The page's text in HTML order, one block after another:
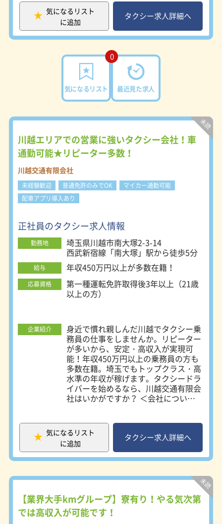
れています。 ・大宮～浦和周辺に16
の乗り場有り！ （新都心東口、さい
たま新都心西口、武蔵浦和駅東口、西
浦和駅、東浦和駅、浦和美園駅、さい
区役所、桜区役所、埼玉斎場、大宮南
銀座、浦和駅東口、北浦和西口、南与
野、北与野） ・さいたま市大宮区周
辺では唯一南銀座（埼玉県最大の歓楽
街）で営業が可能。 乗り場もある
ので南銀座だけでもしっかり稼げま
す！ ・会社から徒歩圏内に借上げ社
宅有り。定年も無いので健康であれば
長期的に働けます！ ・2種免許取得は
会社負担＆丁寧な研修を行っているた
め未経験者大歓迎です。 研修期間
中の日給も支給します！ ・全車カー
ナビ搭載なので、未経験者でも県内に
土地勘がない方でも安心して営業がで
きます！ ・ハイヤー仕事へのキャリ
アアップも可。タクシーとハイヤー仕
気になるリスト
に追加
タクシー求人詳細へ
0
気になるリスト 最近見た求人
川越エリアでの営業に強いタクシー会社！車
通勤可能★リピーター多数！
川越交通有限会社
未経験歓迎 普通免許のみでOK
マイカー通勤可能
配車アプリ導入あり
正社員のタクシー求人情報
勤務地
埼玉県川越市南大塚2-3-14
西武新宿線「南大塚」駅から徒歩5分
給与 年収450万円以上が多数在籍！
応募資格
第一種運転免許取得後3年以上（21歳
以上の方）
企業紹介
身近で慣れ親しんだ川越でタクシー乗
務員の仕事をしませんか。リピーター
が多いから、安定・高収入が実現可
能！年収450万円以上の乗務員の方も
多数在籍。埼玉でもトップクラス・高
水準の年収が稼げます。タクシードラ
イバーを始めるなら、川越交通有限会
社はいかがですか？ ＜会社について
す。さらにGOアプリとのダブル配車
です。それに併せて、地元・地域のお
客様からの信頼も厚く、配車営業でご
利用いただいています。取引先が多
会社として川越で乗務が可能です。
◆病院など専用電話の設置など積極的
に設置 個人のお客様からの知名度が
高いことで配車数が多いのが特徴で
す。病院の行き帰り（特にご高齢のお
気になるリスト
に追加
タクシー求人詳細へ
【業界大手kmグループ】寮有り！やる気次第
では高収入が可能です！